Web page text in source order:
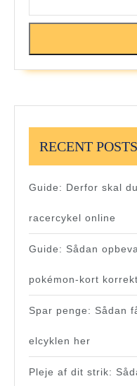
RECENT POSTS
Guide: Derfor skal
racercykel online
Guide: Sådan
pokémon-kort korrekt
Spar penge: Sådan
elcyklen her
Pleje af dit strik: